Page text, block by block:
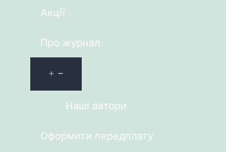
Акції
Про журнал
Наші автори
Оформити передплату